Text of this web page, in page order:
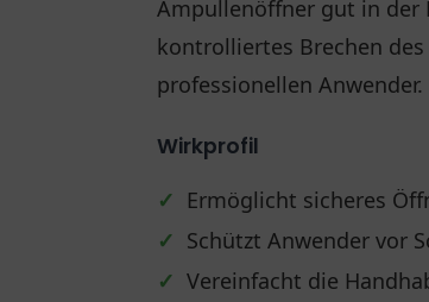
Ampullenöffner gut in der
kontrolliertes Brechen
professionellen Anwender.
Wirkprofil
✓ Ermöglicht sicheres
✓ Schützt Anwender vor
✓ Vereinfacht die